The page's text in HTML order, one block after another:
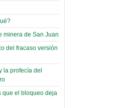
San Andrés”
con coraje
Septiembre 2022
a dirigentes de
de Docentes
Agosto 2022
de
8)
Junio 2019
minera de San Juan
del fracaso versión
la profecía del
que el bloqueo deja